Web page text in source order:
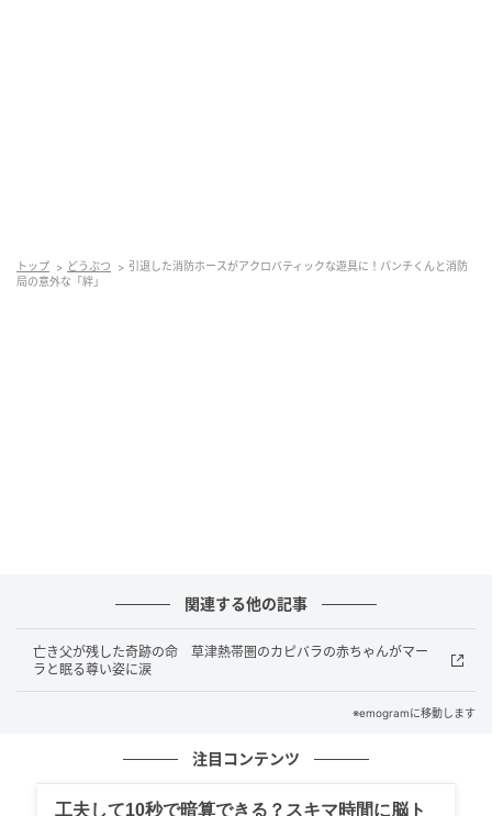
スマトラオランウータンも愛用中＝市川市動植物園
（撮影：ゆんち）
パンチくん大興奮！足だけでぶら下がる驚異
この丈夫なホースに、一番大喜びしているのがパンチ
トップ どうぶつ
引退した消防ホースがアクロバティックな遊具に！パンチくんと消防
局の意外な「絆」
関連する他の記事
亡き父が残した奇跡の命 草津熱帯圏のカピバラの赤ちゃんがマー
ラと眠る尊い姿に涙
※emogramに移動します
注目コンテンツ
工夫して10秒で暗算できる？スキマ時間に脳ト